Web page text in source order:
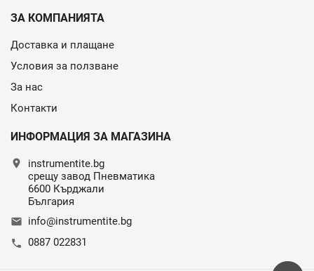
ЗА КОМПАНИЯТА
Доставка и плащане
Условия за ползване
За нас
Контакти
ИНФОРМАЦИЯ ЗА МАГАЗИНА
location_on
instrumentite.bg
срещу завод Пневматика
6600 Кърджали
България
email info@instrumentite.bg
call 0887 022831